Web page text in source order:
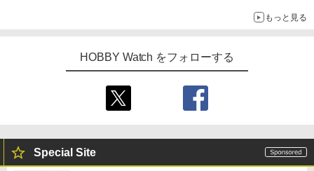
もっと見る
HOBBY Watch をフォローする
Special Site